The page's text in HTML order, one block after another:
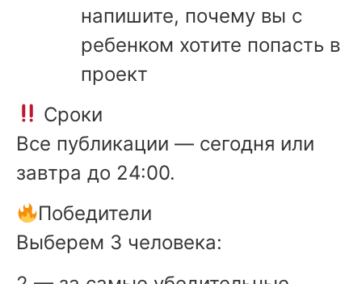
напишите, почему вы с
ребенком хотите попасть в
проект
Сроки
Все публикации — сегодня или
завтра до 24:00.
Победители
Выберем 3 человека: